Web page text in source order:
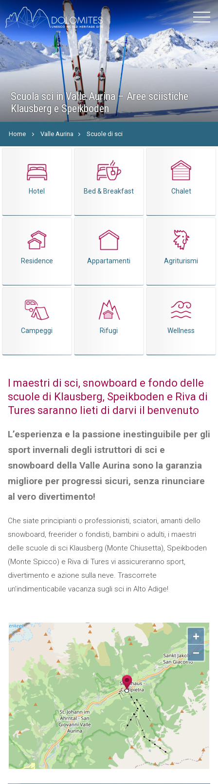
Scuola sci in Valle Aurina – Aree sciistiche
Klausberg e Speikboden
Home Valle Aurina Scuole di sci
Hotel Bed & Breakfast Chalet
Residence Appartamenti Agriturismi
Campeggi Rifugi Wellness
I maestri di sci, snowboard e fondo delle
scuole di Klausberg, Speikboden e Riva di
Tures saranno lieti di darvi il benvenuto
L’esperienza e la passione inestinguibile per gli
sport invernali degli istruttori di sci e
snowboard della Valle Aurina sono la garanzia
migliore per progressi sicuri, senza rinunciare
al vero divertimento!
Che siate principianti o professionisti, sciatori, amanti dello
snowboard, freerider o fondisti, bambini o adulti, i maestri
delle scuole di sci Klausberg (Monte Chiusetta), Speikboden
(Monte Spicco) e Riva di Tures vi assicureranno sport,
divertimento e azione sulla neve. Trascorrete
un’indimenticabile vacanza sugli sci in Alto Adige!
+
−